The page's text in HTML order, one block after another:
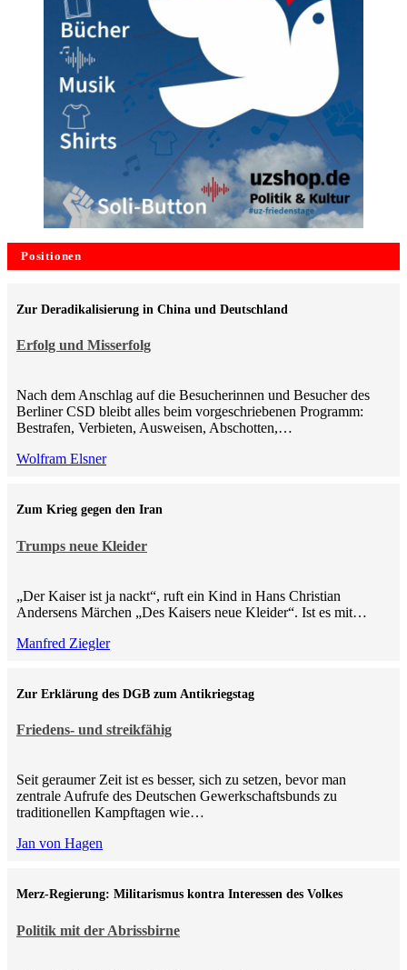
Positionen
Erfolg und Misserfolg
Zur Deradikalisierung in China und Deutschland
Nach dem Anschlag auf die Besucherinnen und Besucher des
Berliner CSD bleibt alles beim vorgeschriebenen Programm:
Bestrafen, Verbieten, Ausweisen, Abschotten,…
Wolfram Elsner
Trumps neue Kleider
Zum Krieg gegen den Iran
„Der Kaiser ist ja nackt“, ruft ein Kind in Hans Christian
Andersens Märchen „Des Kaisers neue Kleider“. Ist es mit…
Manfred Ziegler
Friedens- und streikfähig
Zur Erklärung des DGB zum Antikriegstag
Seit geraumer Zeit ist es besser, sich zu setzen, bevor man
zentrale Aufrufe des Deutschen Gewerkschaftsbunds zu
traditionellen Kampftagen wie…
Jan von Hagen
Politik mit der Abrissbirne
Merz-Regierung: Militarismus kontra Inte­ressen des Volkes